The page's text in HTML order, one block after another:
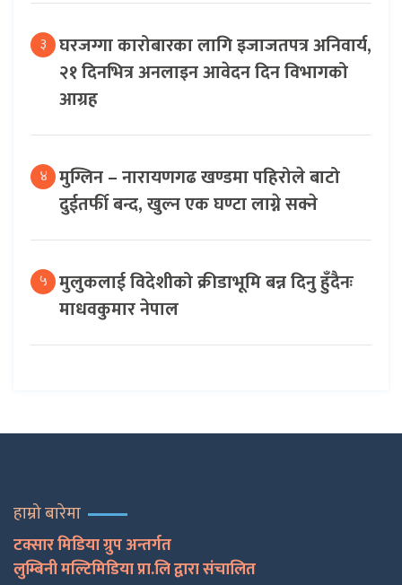
३ घरजग्गा कारोबारका लागि इजाजतपत्र अनिवार्य,
२१ दिनभित्र अनलाइन आवेदन दिन विभागको
आग्रह
४ मुग्लिन – नारायणगढ खण्डमा पहिरोले बाटो
दुईतर्फी बन्द, खुल्न एक घण्टा लाग्ने सक्ने
५ मुलुकलाई विदेशीको क्रीडाभूमि बन्न दिनु हुँदैनः
माधवकुमार नेपाल
हाम्रो बारेमा
टक्सार मिडिया ग्रुप अन्तर्गत
लुम्बिनी मल्टिमिडिया प्रा.लि द्वारा संचालित